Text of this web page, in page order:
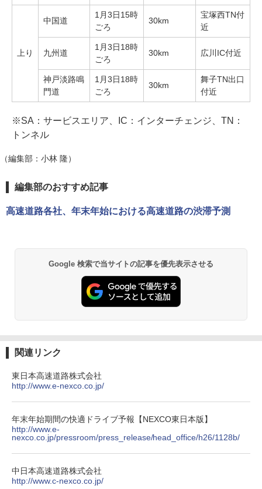
上り
中国道
1月3日15時
ごろ
30km
宝塚西TN付
近
九州道
1月3日18時
ごろ
30km 広川IC付近
神戸淡路鳴
門道
1月3日18時
ごろ
30km
舞子TN出口
付近
※SA：サービスエリア、IC：インターチェンジ、TN：
トンネル
（編集部：小林 隆）
編集部のおすすめ記事
高速道路各社、年末年始における高速道路の渋滞予測
Google 検索で当サイトの記事を優先表示させる
関連リンク
東日本高速道路株式会社
http://www.e-nexco.co.jp/
年末年始期間の快適ドライブ予報【NEXCO東日本版】
http://www.e-
nexco.co.jp/pressroom/press_release/head_office/h26/1128b/
中日本高速道路株式会社
http://www.c-nexco.co.jp/